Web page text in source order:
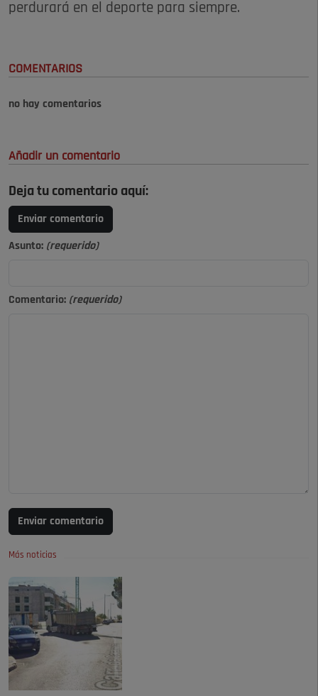
perdurará en el deporte para siempre.
COMENTARIOS
no hay comentarios
Añadir un comentario
Deja tu comentario aquí:
Enviar comentario
Asunto: (requerido)
Comentario: (requerido)
Enviar comentario
Más noticias